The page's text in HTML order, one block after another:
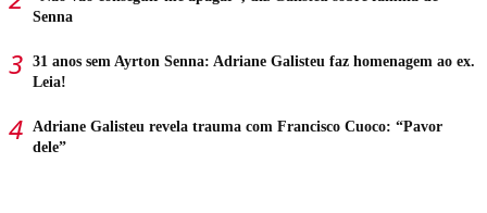
Senna
31 anos sem Ayrton Senna: Adriane Galisteu faz homenagem ao ex.
Leia!
Adriane Galisteu revela trauma com Francisco Cuoco: “Pavor
dele”